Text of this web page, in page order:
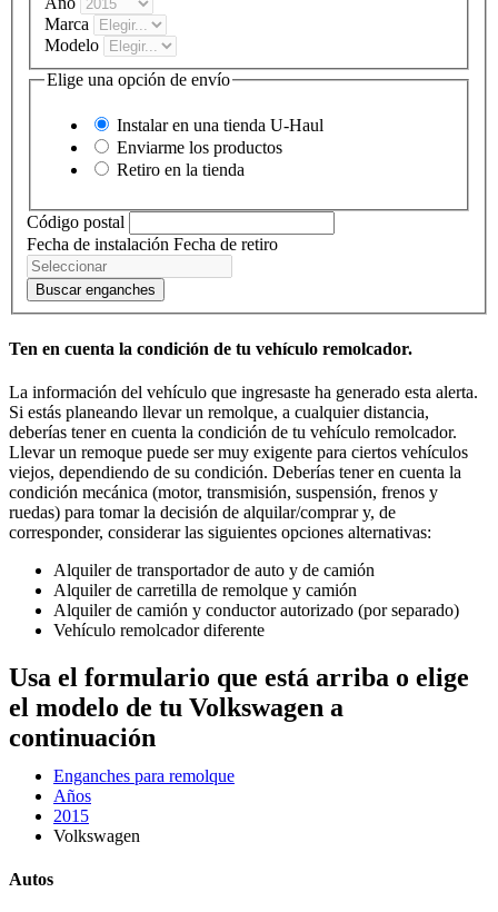
Marca
Modelo
Elige una opción de envío
Instalar en una tienda U-Haul
Enviarme los productos
Retiro en la tienda
Código postal
Fecha de instalación Fecha de retiro
Buscar enganches
Ten en cuenta la condición de tu vehículo remolcador.
La información del vehículo que ingresaste ha generado esta alerta.
Si estás planeando llevar un remolque, a cualquier distancia,
deberías tener en cuenta la condición de tu vehículo remolcador.
Llevar un remoque puede ser muy exigente para ciertos vehículos
viejos, dependiendo de su condición. Deberías tener en cuenta la
condición mecánica (motor, transmisión, suspensión, frenos y
ruedas) para tomar la decisión de alquilar/comprar y, de
corresponder, considerar las siguientes opciones alternativas:
Alquiler de transportador de auto y de camión
Alquiler de carretilla de remolque y camión
Alquiler de camión y conductor autorizado (por separado)
Vehículo remolcador diferente
Usa el formulario que está arriba o elige
el modelo de tu Volkswagen a
continuación
Enganches para remolque
Años
2015
Volkswagen
Autos